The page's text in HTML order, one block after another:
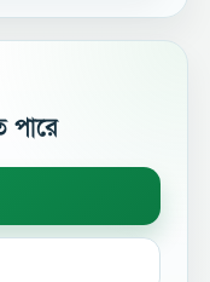
পারে